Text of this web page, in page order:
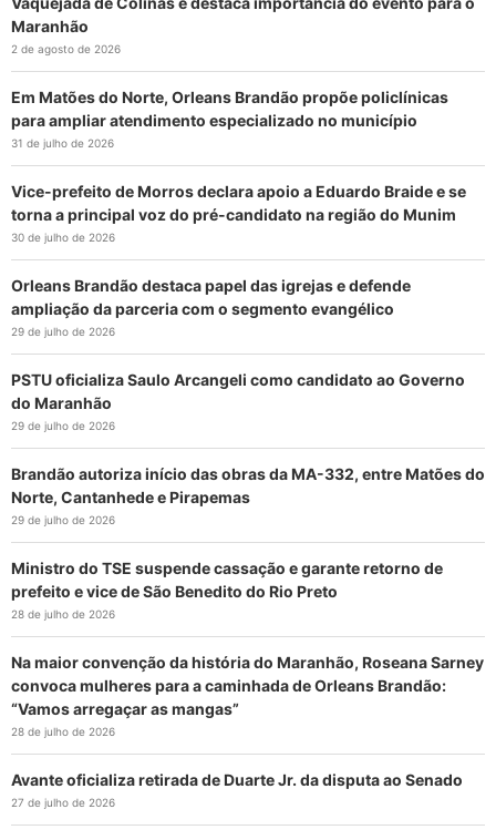
Maranhão
2 de agosto de 2026
Em Matões do Norte, Orleans Brandão propõe policlínicas
para ampliar atendimento especializado no município
31 de julho de 2026
Vice-prefeito de Morros declara apoio a Eduardo Braide e se
torna a principal voz do pré-candidato na região do Munim
30 de julho de 2026
Orleans Brandão destaca papel das igrejas e defende
ampliação da parceria com o segmento evangélico
29 de julho de 2026
PSTU oficializa Saulo Arcangeli como candidato ao Governo
do Maranhão
29 de julho de 2026
Brandão autoriza início das obras da MA-332, entre Matões do
Norte, Cantanhede e Pirapemas
29 de julho de 2026
Ministro do TSE suspende cassação e garante retorno de
prefeito e vice de São Benedito do Rio Preto
28 de julho de 2026
Na maior convenção da história do Maranhão, Roseana Sarney
convoca mulheres para a caminhada de Orleans Brandão:
“Vamos arregaçar as mangas”
28 de julho de 2026
Avante oficializa retirada de Duarte Jr. da disputa ao Senado
27 de julho de 2026